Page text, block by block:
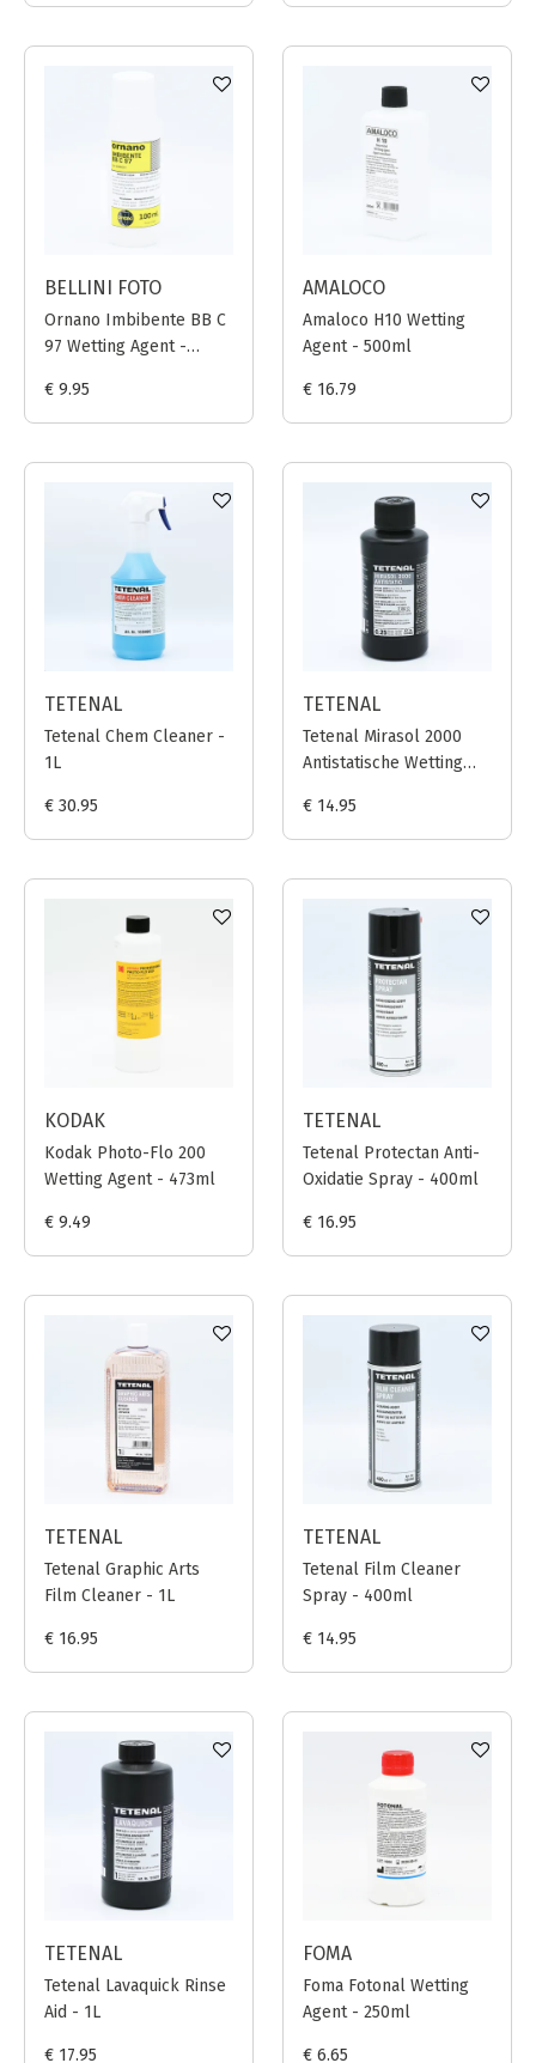
BELLINI FOTO
Ornano Imbibente BB C
97 Wetting Agent -
€ 9.95
AMALOCO
Amaloco H10 Wetting
Agent - 500ml
€ 16.79
TETENAL
Tetenal Chem Cleaner -
1L
€ 30.95
TETENAL
Tetenal Mirasol 2000
Antistatische Wetting
€ 14.95
KODAK
Kodak Photo-Flo 200
Wetting Agent - 473ml
€ 9.49
TETENAL
Tetenal Protectan Anti-
Oxidatie Spray - 400ml
€ 16.95
TETENAL
Tetenal Graphic Arts
Film Cleaner - 1L
€ 16.95
TETENAL
Tetenal Film Cleaner
Spray - 400ml
€ 14.95
TETENAL
Tetenal Lavaquick Rinse
Aid - 1L
€ 17.95
FOMA
Foma Fotonal Wetting
Agent - 250ml
€ 6.65